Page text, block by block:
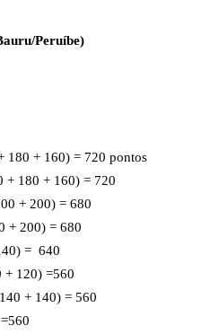
Peruíbe)
180 + 160) = 720 pontos
+ 180 + 160) = 720
+ 200) = 680
+ 200) = 680
= 640
+ 120) =560
+ 140) = 560